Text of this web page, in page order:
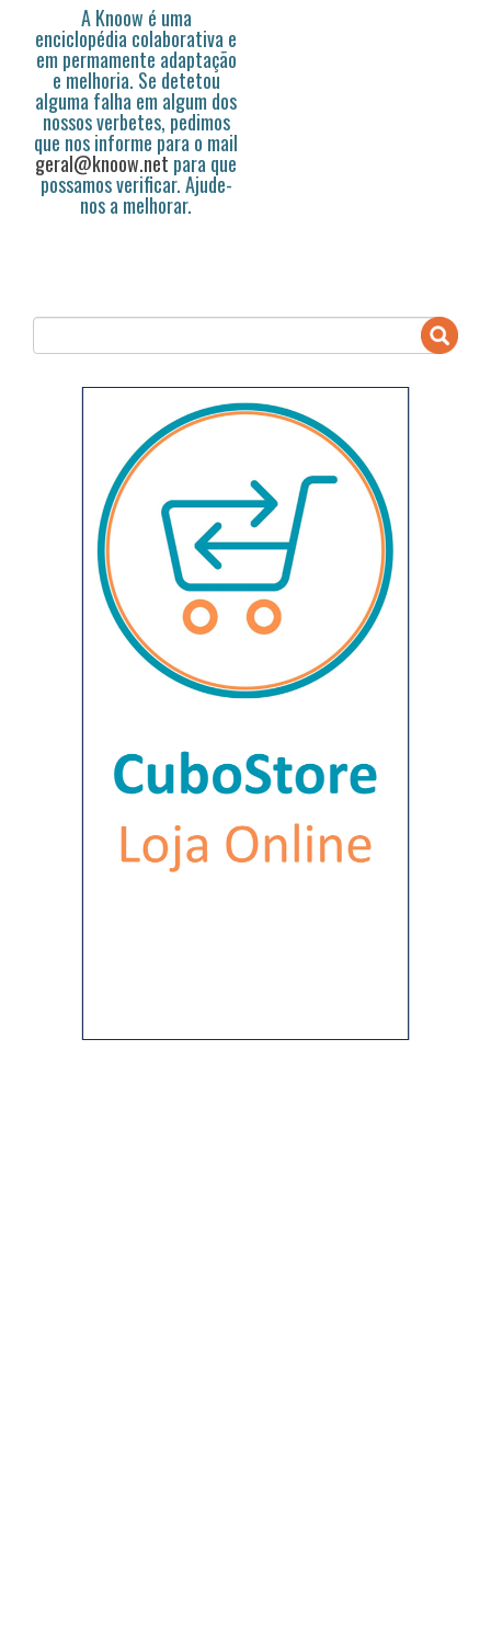
A Knoow é uma
enciclopédia colaborativa e
em permamente adaptação
e melhoria. Se detetou
alguma falha em algum dos
nossos verbetes, pedimos
que nos informe para o mail
geral@knoow.net para que
possamos verificar. Ajude-
nos a melhorar.